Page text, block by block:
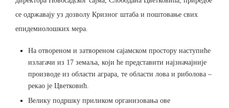
се одржавају уз дозволу Кризног штаба и поштовање свих
епидемиолошких мера.
На отвореном и затвореном сајамском простору наступиће
излагачи из 17 земаља, који ће представити најзначајније
производе из области аграра, те области лова и риболова –
рекао је Цветковић.
Велику подршку приликом организовања ове